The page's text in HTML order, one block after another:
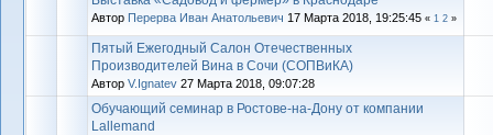
Автор Перерва Иван Анатольевич 17 Марта 2018, 19:25:45 « 1 2 »
Пятый Ежегодный Салон Отечественных
Производителей Вина в Сочи (СОПВиКА)
Автор V.Ignatev 27 Марта 2018, 09:07:28
Обучающий семинар в Ростове-на-Дону от компании
Lallemand